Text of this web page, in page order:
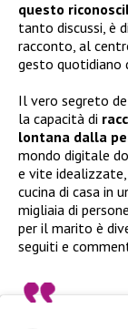
questo
tanto discussi, è
racconto, al
gesto quotidiano
Il vero segreto
la capacità di
lontana dalla
mondo digitale
e vite
cucina di casa in
migliaia di
per il marito è
seguiti e